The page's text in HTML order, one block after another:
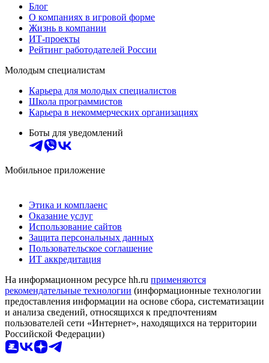
Блог
О компаниях в игровой форме
Жизнь в компании
ИТ-проекты
Рейтинг работодателей России
Молодым специалистам
Карьера для молодых специалистов
Школа программистов
Карьера в некоммерческих организациях
Боты для уведомлений
Мобильное приложение
Этика и комплаенс
Оказание услуг
Использование сайтов
Защита персональных данных
Пользовательское соглашение
ИТ аккредитация
На информационном ресурсе hh.ru применяются
рекомендательные технологии (информационные технологии
предоставления информации на основе сбора, систематизации
и анализа сведений, относящихся к предпочтениям
пользователей сети «Интернет», находящихся на территории
Российской Федерации)